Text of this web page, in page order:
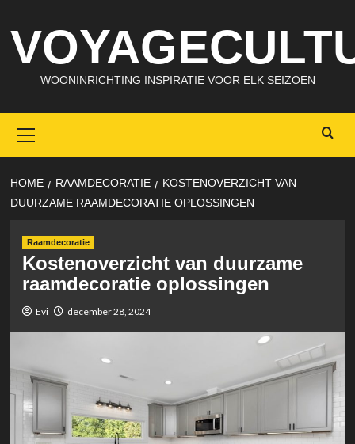
to
content
WOONINRICHTING INSPIRATIE VOOR ELK SEIZOEN
Menu
HOME RAAMDECORATIE
KOSTENOVERZICHT VAN
DUURZAME RAAMDECORATIE OPLOSSINGEN
Raamdecoratie
Kostenoverzicht van duurzame
raamdecoratie oplossingen
Evi december 28, 2024